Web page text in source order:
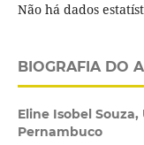
Não há dados
BIOGRAFIA DO
Eline Isobel Souza,
Pernambuco